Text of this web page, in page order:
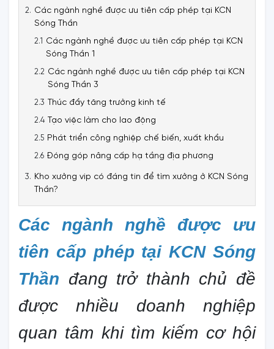
Các ngành nghề được ưu tiên cấp phép tại KCN
Sóng Thần
Các ngành nghề được ưu tiên cấp phép tại KCN
Sóng Thần 1
Các ngành nghề được ưu tiên cấp phép tại KCN
Sóng Thần 3
Thúc đẩy tăng trưởng kinh tế
Tạo việc làm cho lao động
Phát triển công nghiệp chế biến, xuất khẩu
Đóng góp nâng cấp hạ tầng địa phương
Kho xưởng vip có đáng tin để tìm xưởng ở KCN Sóng
Thần?
Các ngành nghề được ưu
tiên cấp phép tại KCN Sóng
Thần đang trở thành chủ đề
được nhiều doanh nghiệp
quan tâm khi tìm kiếm cơ hội